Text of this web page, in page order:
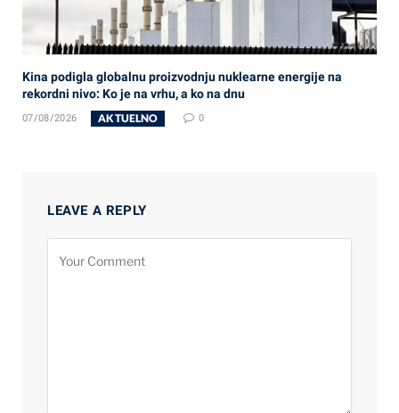
Kina podigla globalnu proizvodnju nuklearne energije na
rekordni nivo: Ko je na vrhu, a ko na dnu
07/08/2026 AKTUELNO 0
LEAVE A REPLY